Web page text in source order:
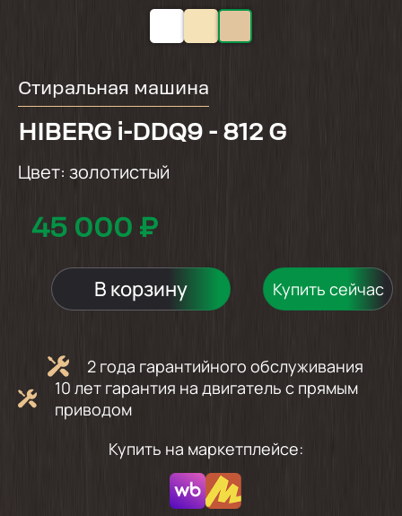
Стиральная машина
HIBERG i-DDQ9 - 812 G
Цвет: золотистый
45 000 ₽
В корзину Купить сейчас
2 года гарантийного обслуживания
10 лет гарантия на двигатель с прямым
приводом
Купить на маркетплейсе: